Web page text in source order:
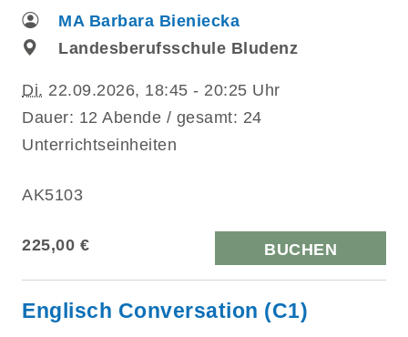
MA Barbara Bieniecka
Landesberufsschule Bludenz
Di. 22.09.2026, 18:45 - 20:25 Uhr
Dauer: 12 Abende / gesamt: 24
Unterrichtseinheiten
AK5103
225,00 € BUCHEN
Englisch Conversation (C1)